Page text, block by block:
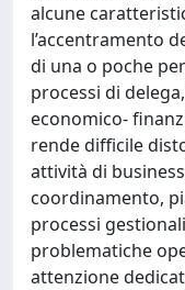
alcune
l’accentramento
di una o poche
processi di
economico-
rende difficile
attività di
coordinamento,
processi
problematiche
attenzione